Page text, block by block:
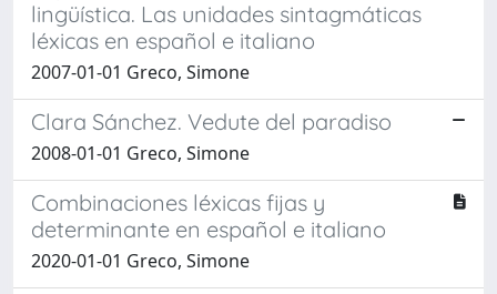
lingüística. Las unidades sintagmáticas
léxicas en español e italiano
2007-01-01 Greco, Simone
Clara Sánchez. Vedute del paradiso
2008-01-01 Greco, Simone
Combinaciones léxicas fijas y
determinante en español e italiano
2020-01-01 Greco, Simone